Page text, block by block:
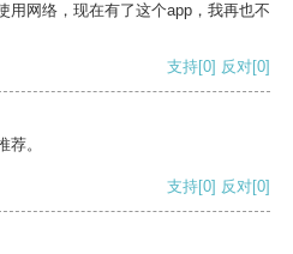
用网络，现在有了这个app，我再也不
支持[0] 反对[0]
。
支持[0] 反对[0]